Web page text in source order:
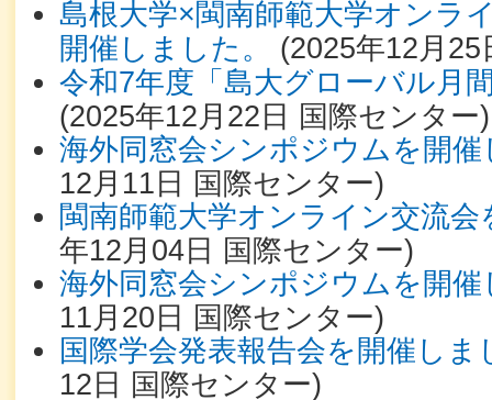
島根大学×閩南師範大学オンラ
開催しました。
(2025年12月25
令和7年度「島大グローバル月
(2025年12月22日 国際センター)
海外同窓会シンポジウムを開
12月11日 国際センター)
閩南師範大学オンライン交流
年12月04日 国際センター)
海外同窓会シンポジウムを開催
11月20日 国際センター)
国際学会発表報告会を開催しま
12日 国際センター)